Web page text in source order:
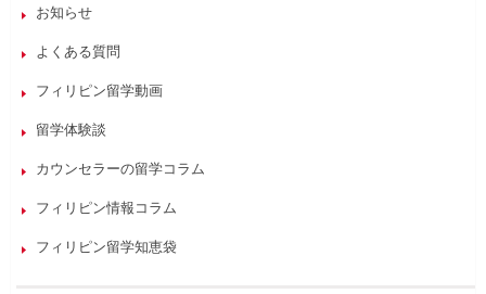
お知らせ
よくある質問
フィリピン留学動画
留学体験談
カウンセラーの留学コラム
フィリピン情報コラム
フィリピン留学知恵袋